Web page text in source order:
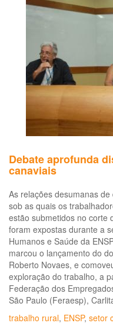
Debate aprofunda
canaviais
As relações desumanas
sob as quais os
estão submetidos no corte
foram expostas durante a
Humanos e Saúde da
marcou o lançamento do
Roberto Novaes, e
exploração do trabalho, a
Federação dos
São Paulo (Feraesp),
trabalho rural, ENSP, setor